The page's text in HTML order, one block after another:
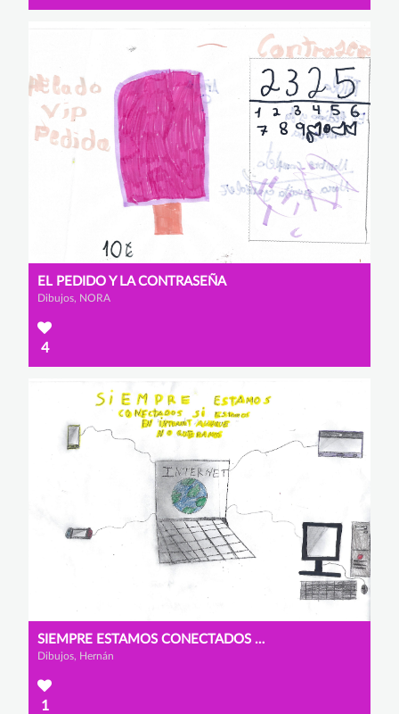
EL PEDIDO Y LA CONTRASEÑA
Dibujos, NORA
4
SIEMPRE ESTAMOS CONECTADOS SI ESTAMOS EN INTERNET ... AUNQUE NO QUERAMOS
Dibujos, Hernán
1